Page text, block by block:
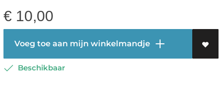
€ 10,00
Voeg toe aan mijn winkelmandje
Beschikbaar